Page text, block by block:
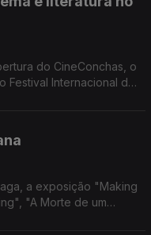
do CineConchas, o
Festival Internacional do
a exposição "Making
"A Morte de um